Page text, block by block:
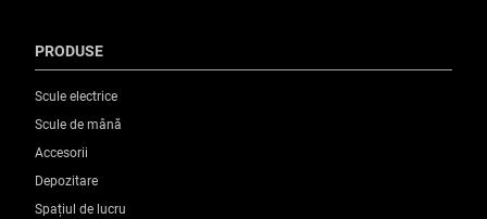
PRODUSE
Scule electrice
Scule de mână
Accesorii
Depozitare
Spațiul de lucru